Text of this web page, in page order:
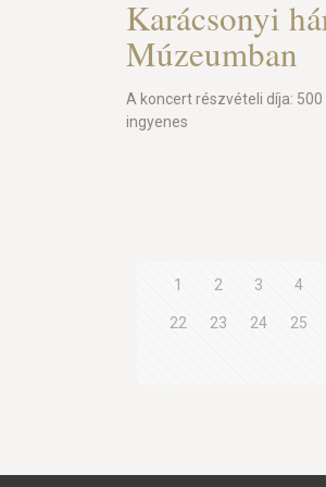
Karácsonyi
Múzeumban
A koncert részvételi díja:
ingyenes
1 2 3 4
22 23 24 25